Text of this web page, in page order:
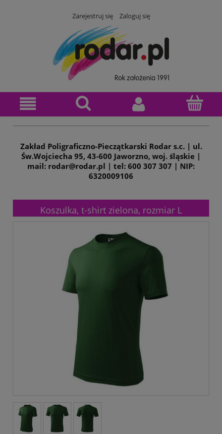
Zarejestruj się Zaloguj się
Zakład Poligraficzno-Pieczątkarski Rodar s.c. | ul.
Św.Wojciecha 95, 43-600 Jaworzno, woj. śląskie |
mail: rodar@rodar.pl | tel: 600 307 307 | NIP:
6320009106
Koszulka, t-shirt zielona, rozmiar L